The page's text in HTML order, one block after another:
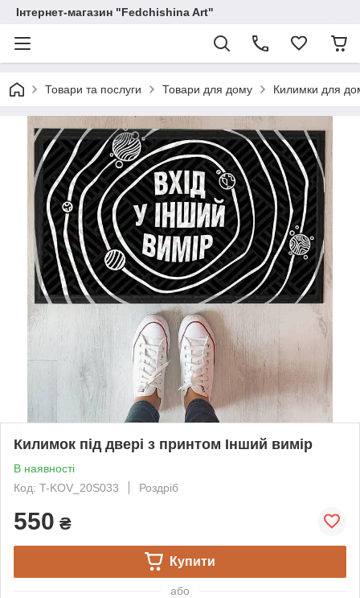
Інтернет-магазин "Fedchishina Art"
Товари та послуги Товари для дому Килимки для
Килимок під двері з принтом Інший вимір
В наявності
Код: T-KOV_20S033
Роздріб
550 ₴
Купити
або